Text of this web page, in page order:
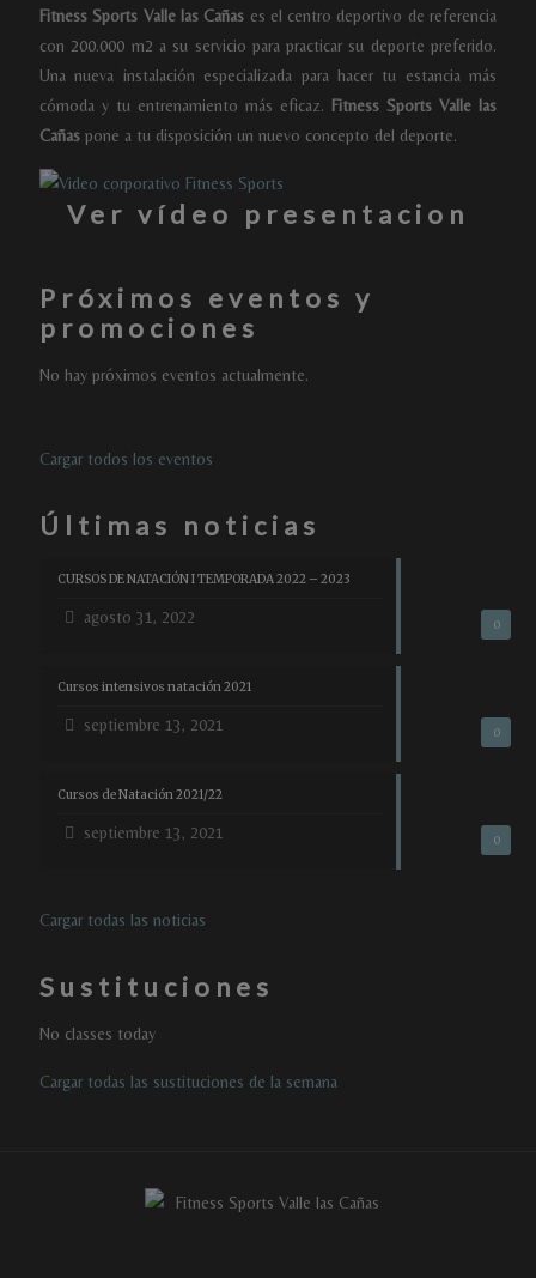
Fitness Sports Valle las Cañas es el centro deportivo de referencia
con 200.000 m2 a su servicio para practicar su deporte preferido.
Una nueva instalación especializada para hacer tu estancia más
cómoda y tu entrenamiento más eficaz. Fitness Sports Valle las
Cañas pone a tu disposición un nuevo concepto del deporte.
Ver vídeo presentacion
Próximos eventos y
promociones
No hay próximos eventos actualmente.
Cargar todos los eventos
Últimas noticias
0
CURSOS DE NATACIÓN I TEMPORADA 2022 – 2023
agosto 31, 2022
0
Cursos intensivos natación 2021
septiembre 13, 2021
0
Cursos de Natación 2021/22
septiembre 13, 2021
Cargar todas las noticias
Sustituciones
No classes today
Cargar todas las sustituciones de la semana